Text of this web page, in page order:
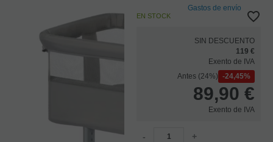
EN STOCK
Gastos de envío
SIN DESCUENTO
119 €
Exento de IVA
Antes (24%)
24,45%
89,90 €
Exento de IVA
- +